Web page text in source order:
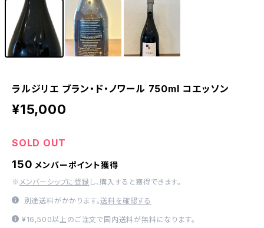
ラルジリエ ブラン・ド・ノワール 750ml コエッソン
¥15,000
SOLD OUT
150 メンバーポイント獲得
※ メンバーシップに登録 し、購入すると獲得できます。
別途送料がかかります。送料を確認する
¥16,500以上のご注文で国内送料が無料になります。